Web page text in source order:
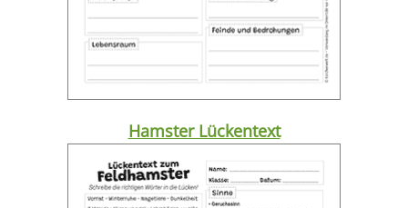
Hamster Lückentext